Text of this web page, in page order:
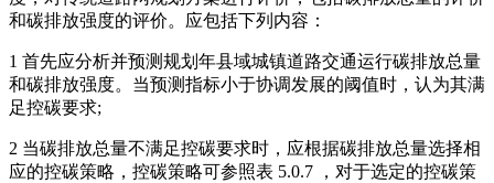
和碳排放强度的评价。应包括下列内容：
1 首先应分析并预测规划年县域城镇道路交通运行碳排放总量
和碳排放强度。当预测指标小于协调发展的阈值时，认为其满
足控碳要求;
2 当碳排放总量不满足控碳要求时，应根据碳排放总量选择相
应的控碳策略，控碳策略可参照表 5.0.7 ，对于选定的控碳策